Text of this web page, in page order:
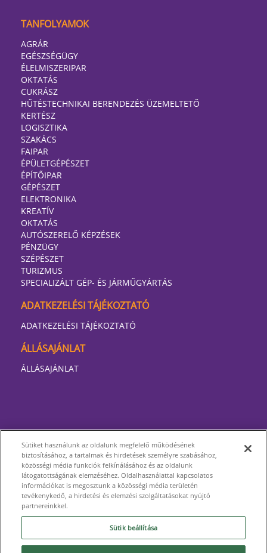
TANFOLYAMOK
AGRÁR
EGÉSZSÉGÜGY
ÉLELMISZERIPAR
OKTATÁS
CUKRÁSZ
HŰTÉSTECHNIKAI BERENDEZÉS ÜZEMELTETŐ
KERTÉSZ
LOGISZTIKA
SZAKÁCS
FAIPAR
ÉPÜLETGÉPÉSZET
ÉPÍTŐIPAR
GÉPÉSZET
ELEKTRONIKA
KREATÍV
OKTATÁS
AUTÓSZERELŐ KÉPZÉSEK
PÉNZÜGY
SZÉPÉSZET
TURIZMUS
SPECIALIZÁLT GÉP- ÉS JÁRMŰGYÁRTÁS
ADATKEZELÉSI TÁJÉKOZTATÓ
ADATKEZELÉSI TÁJÉKOZTATÓ
ÁLLÁSAJÁNLAT
ÁLLÁSAJÁNLAT
Sütiket használunk az oldalunk megfelelő működésének
biztosításához, a tartalmak és hirdetések személyre szabásához,
közösségi média funkciók felkínálásához és az oldalunk
látogatottságának elemzéséhez. Oldalhasználattal kapcsolatos
információkat is megosztunk a közösségi média területén
tevékenykedő, a hirdetési és elemzési szolgáltatásokat nyújtó
partnereinkkel.
Sütik beállítása